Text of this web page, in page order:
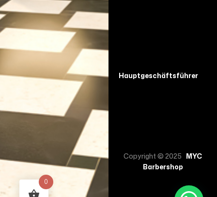
Hauptgeschäftsführer
Copyright © 2025 MYC
Barbershop
0